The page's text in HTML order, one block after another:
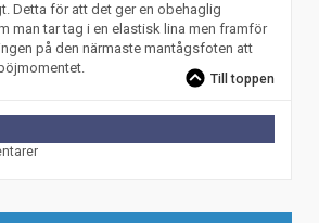
Detta för att det ger en obehaglig
man tar tag i en elastisk lina men framför
på den närmaste mantågsfoten att
Till toppen